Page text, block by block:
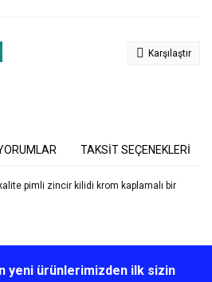
Karşılaştır
TAKSİT SEÇENEKLERİ
pimli zincir kilidi krom kaplamalı bir
ilk yorumu siz yapın!
yeni ürünlerimizden ilk sizin